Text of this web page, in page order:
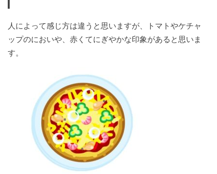
人によって感じ方は違うと思いますが、トマトやケチャ
ップのにおいや、赤くてにぎやかな印象があると思いま
す。